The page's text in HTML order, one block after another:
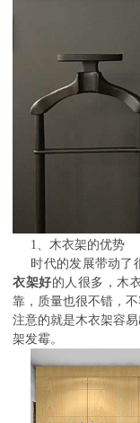
1、木衣架的优势
时代的发展带动了
衣架好的人很多，木
靠，质量也很不错，
注意的就是木衣架容
架发霉。